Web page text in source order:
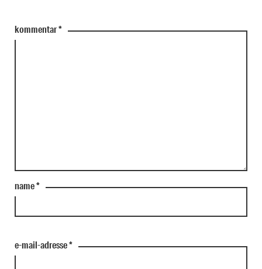
kommentar*
name*
e-mail-adresse*